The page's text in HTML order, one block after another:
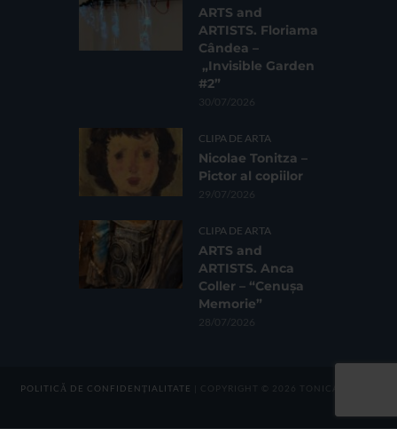
ARTS and
ARTISTS. Floriama
Cândea –
„Invisible Garden
#2”
30/07/2026
CLIPA DE ARTA
Nicolae Tonitza –
Pictor al copiilor
29/07/2026
CLIPA DE ARTA
ARTS and
ARTISTS. Anca
Coller – “Cenușa
Memorie”
28/07/2026
POLITICĂ DE CONFIDENȚIALITATE | COPYRIGHT © 2026 TONICA GROUP